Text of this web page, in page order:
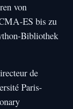
von
ES bis zu
Bibliothek
de
Paris-